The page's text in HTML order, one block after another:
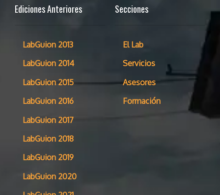
Ediciones Anteriores
LabGuion 2013
LabGuion 2014
LabGuion 2015
LabGuion 2016
LabGuion 2017
LabGuion 2018
LabGuion 2019
LabGuion 2020
Secciones
El Lab
Servicios
Asesores
Formación